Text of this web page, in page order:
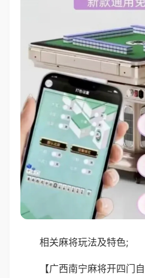
相关麻将玩法及特色;
【广西南宁麻将开四门